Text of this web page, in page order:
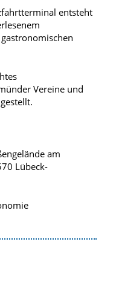
entsteht
Vereine und
am
Lübeck-